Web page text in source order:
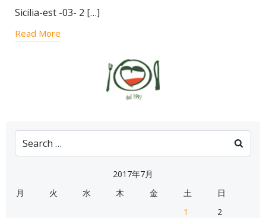
Sicilia-est -03- 2 […]
Read More
Search
for:
2017年7月
月
火 水 木 金 土
日
1
2